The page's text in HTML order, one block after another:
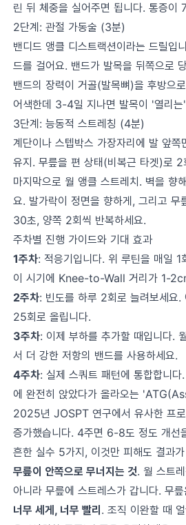
린 뒤 체중을 실어주면 됩니다. 통증이
2단계: 관절 가동술 (3분)
밴디드 앵클 디스트랙션이라는 드릴입
드를 걸어요. 밴드가 발목을 뒤쪽으로
밴드의 장력이 거골(발목뼈)을 후방으
어색한데 3-4일 지나면 발목이 '열리
3단계: 능동적 스트레칭 (4분)
계단이나 스텝박스 가장자리에 발 앞
유지. 무릎을 편 상태(비복근 타겟)로
마지막으로 월 앵클 스트레치. 벽을 향
요. 발가락이 정면을 향하게, 그리고
30초, 양쪽 2회씩 반복하세요.
주차별 진행 가이드와 기대 효과
1주차: 적응기입니다. 위 루틴을 매일
이 시기에 Knee-to-Wall 거리가 1-
2주차: 빈도를 하루 2회로 늘려보세요
25회로 올립니다.
3주차: 이제 부하를 추가할 때입니다.
서 더 강한 저항의 밴드를 사용하세요.
4주차: 실제 스쿼트 패턴에 통합합니
에 완전히 앉았다가 올라오는
2025년 JOSPT 연구에서 유사한 프
증가했습니다. 4주면 6-8도 정도 개선
흔한 실수 5가지, 이것만 피해도 결과
무릎이 안쪽으로 무너지는 것. 월 스트
아니라 무릎에 스트레스가 갑니다. 무
너무 세게, 너무 빨리 . 조직 이완할 때